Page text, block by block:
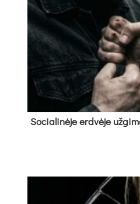
So­cia­li­nė­je erd­vė­je